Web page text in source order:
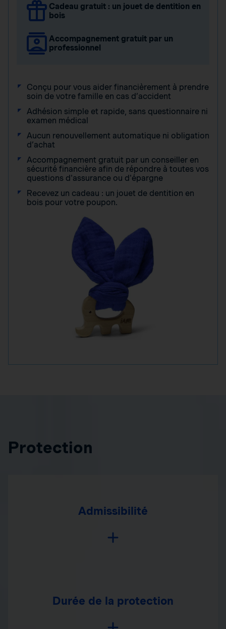
Cadeau gratuit : un jouet de dentition en
bois
Accompagnement gratuit par un
professionnel
Conçu pour vous aider financièrement à prendre
soin de votre famille en cas d’accident
Adhésion simple et rapide, sans questionnaire ni
examen médical
Aucun renouvellement automatique ni obligation
d’achat
Accompagnement gratuit par un conseiller en
sécurité financière afin de répondre à toutes vos
questions d'assurance ou d'épargne
Recevez un cadeau : un jouet de dentition en
bois pour votre poupon.
Protection
Admissibilité
Durée de la protection